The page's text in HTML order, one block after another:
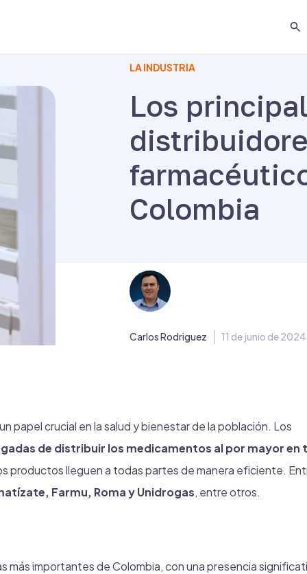
LA INDUSTRIA
Los
Colombia
Carlos Rodriguez 11 de junio de 2024
papel crucial en la salud y bienestar de la población. Los
de distribuir los medicamentos al por mayor en
productos lleguen a todas partes de manera eficiente.
Farmu, Roma y Unidrogas, entre otros.
más importantes de Colombia, con una presencia